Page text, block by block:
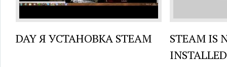
DAY Я УСТАНОВКА STEAM
STEAM IS